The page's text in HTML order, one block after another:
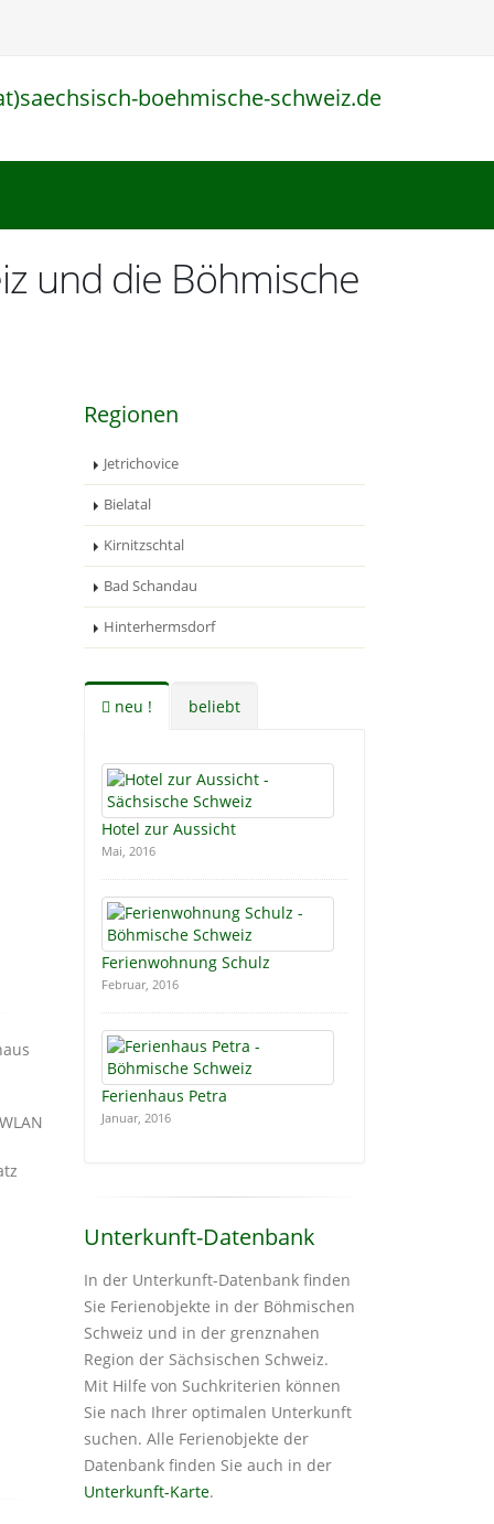
boehmische-schweiz.de
und die Böhmische
Regionen
Jetrichovice
Bielatal
Kirnitzschtal
Bad Schandau
Hinterhermsdorf
neu ! beliebt
Hotel zur Aussicht
Mai, 2016
Ferienwohnung Schulz
Februar, 2016
Ferienhaus Petra
Januar, 2016
Unterkunft-Datenbank
In der Unterkunft-Datenbank finden
Sie Ferienobjekte in der Böhmischen
Schweiz und in der grenznahen
Region der Sächsischen Schweiz.
Mit Hilfe von Suchkriterien können
Sie nach Ihrer optimalen Unterkunft
suchen. Alle Ferienobjekte der
Datenbank finden Sie auch in der
Unterkunft-Karte.